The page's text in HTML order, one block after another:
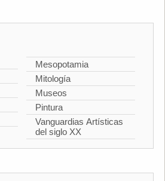
Mesopotamia
Mitología
Museos
Pintura
Vanguardias Artísticas
del siglo XX